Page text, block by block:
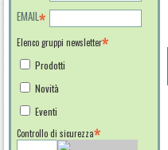
EMAIL
Elenco gruppi newsletter
Prodotti
Novità
Eventi
Controllo di sicurezza